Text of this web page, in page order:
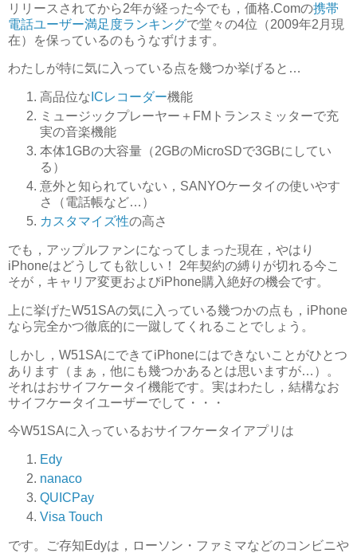
リリースされてから2年が経った今でも，価格.Comの携帯
電話ユーザー満足度ランキングで堂々の4位（2009年2月現
在）を保っているのもうなずけます。
わたしが特に気に入っている点を幾つか挙げると…
高品位な ICレコーダー機能
ミュージックプレーヤー＋FMトランスミッターで充
実の音楽機能
本体1GBの大容量（2GBのMicroSDで3GBにしてい
る）
意外と知られていない，SANYOケータイの使いやす
さ（電話帳など…）
カスタマイズ性の高さ
でも，アップルファンになってしまった現在，やはり
iPhoneはどうしても欲しい！ 2年契約の縛りが切れる今こ
そが，キャリア変更およびiPhone購入絶好の機会です。
上に挙げたW51SAの気に入っている幾つかの点も，iPhone
なら完全かつ徹底的に一蹴してくれることでしょう。
しかし，W51SAにできてiPhoneにはできないことがひとつ
あります（まぁ，他にも幾つかあるとは思いますが…）。
それはおサイフケータイ機能です。実はわたし，結構なお
サイフケータイユーザーでして・・・
今W51SAに入っているおサイフケータイアプリは
Edy
nanaco
QUICPay
Visa Touch
です。ご存知Edyは，ローソン・ファミマなどのコンビニや